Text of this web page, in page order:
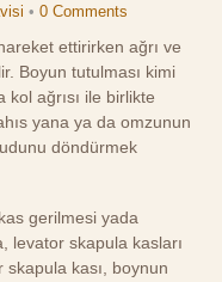
•0 Comments
ettirirken ağrı ve
Boyun tutulması kimi
kol ağrısı ile birlikte
yana ya da omzunun
döndürmek
gerilmesi yada
levator skapula kasları
skapula kası, boynun